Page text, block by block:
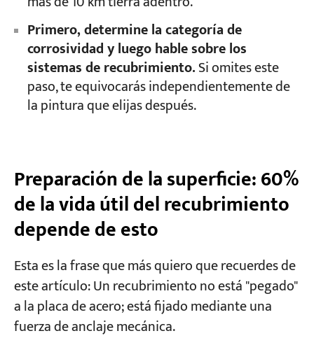
Primero, determine la categoría de
corrosividad y luego hable sobre los
sistemas de recubrimiento.Si omites este
paso, te equivocarás independientemente de
la pintura que elijas después.
Preparación de la superficie: 60%
de la vida útil del recubrimiento
depende de esto
Esta es la frase que más quiero que recuerdes de
este artículo: Un recubrimiento no está "pegado"
a la placa de acero; está fijado mediante una
fuerza de anclaje mecánica.